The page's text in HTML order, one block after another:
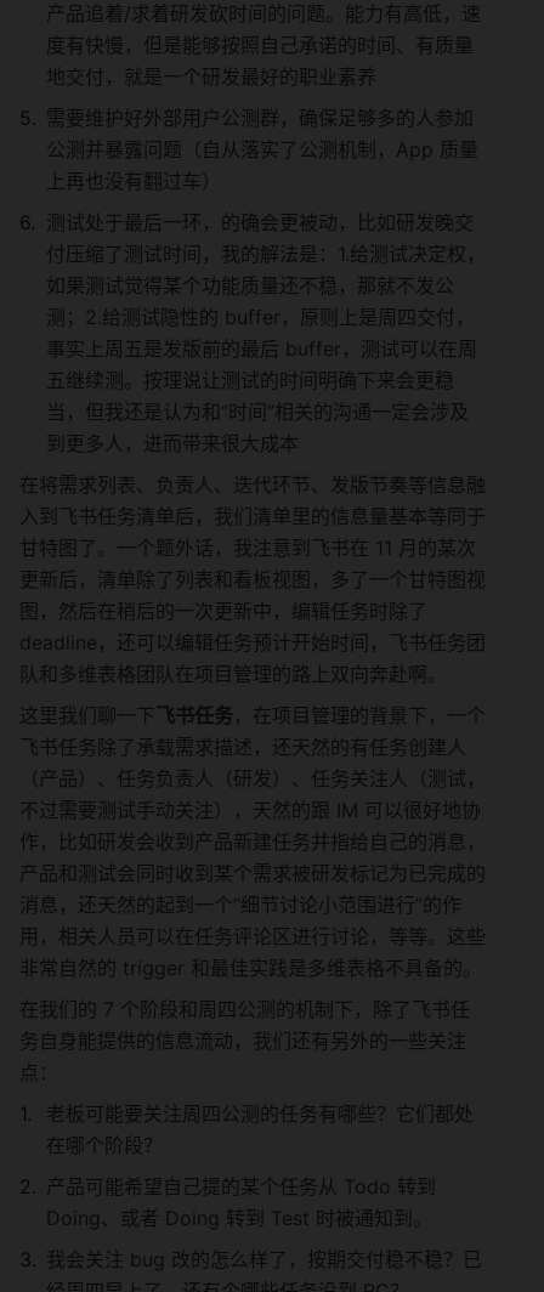
产品追着/求着研发砍时间的问题。能力有高低，速
度有快慢，但是能够按照自己承诺的时间、有质量
地交付，就是一个研发最好的职业素养
需要维护好外部用户公测群，确保足够多的人参加
公测并暴露问题（自从落实了公测机制，App 质量
上再也没有翻过车）
测试处于最后一环，的确会更被动，比如研发晚交
付压缩了测试时间，我的解法是：1.给测试决定权，
如果测试觉得某个功能质量还不稳，那就不发公
测；2.给测试隐性的 buffer，原则上是周四交付，
事实上周五是发版前的最后 buffer，测试可以在周
五继续测。按理说让测试的时间明确下来会更稳
当，但我还是认为和“时间”相关的沟通一定会涉及
到更多人，进而带来很大成本
在将需求列表、负责人、迭代环节、发版节奏等信息融
入到飞书任务清单后，我们清单里的信息量基本等同于
甘特图了。一个题外话，我注意到飞书在 11 月的某次
更新后，清单除了列表和看板视图，多了一个甘特图视
图，然后在稍后的一次更新中，编辑任务时除了
deadline，还可以编辑任务预计开始时间，飞书任务团
队和多维表格团队在项目管理的路上双向奔赴啊。
这里我们聊一下飞书任务 ，在项目管理的背景下，一个
飞书任务除了承载需求描述，还天然的有任务创建人
（产品）、任务负责人（研发）、任务关注人（测试，
不过需要测试手动关注），天然的跟 IM 可以很好地协
作，比如研发会收到产品新建任务并指给自己的消息，
产品和测试会同时收到某个需求被研发标记为已完成的
消息，还天然的起到一个“细节讨论小范围进行”的作
用，相关人员可以在任务评论区进行讨论，等等。这些
非常自然的 trigger 和最佳实践是多维表格不具备的。
在我们的 7 个阶段和周四公测的机制下，除了飞书任
务自身能提供的信息流动，我们还有另外的一些关注
点：
老板可能要关注周四公测的任务有哪些？它们都处
在哪个阶段？
产品可能希望自己提的某个任务从 Todo 转到
Doing、或者 Doing 转到 Test 时被通知到。
我会关注 bug 改的怎么样了，按期交付稳不稳？已